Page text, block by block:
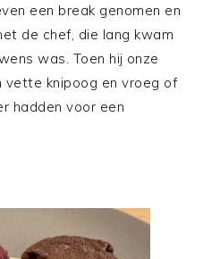
een break genomen en
de chef, die lang kwam
was. Toen hij onze
vette knipoog en vroeg of
hadden voor een